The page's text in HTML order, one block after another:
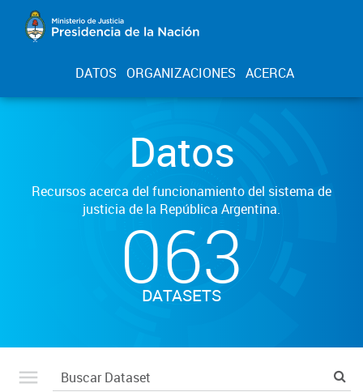
DATOS ORGANIZACIONES ACERCA
Datos
Recursos acerca del funcionamiento del sistema de
justicia de la República Argentina.
063
DATASETS